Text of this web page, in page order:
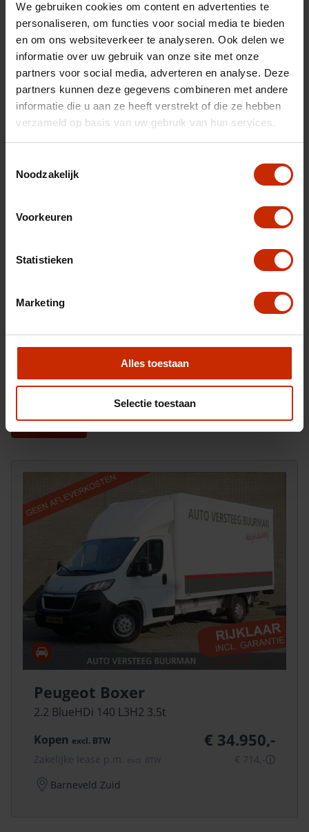
We gebruiken cookies om content en advertenties te
personaliseren, om functies voor social media te bieden
en om ons websiteverkeer te analyseren. Ook delen we
informatie over uw gebruik van onze site met onze
partners voor social media, adverteren en analyse. Deze
partners kunnen deze gegevens combineren met andere
informatie die u aan ze heeft verstrekt of die ze hebben
verzameld op basis van uw gebruik van hun services.
Noodzakelijk
Voorkeuren
Statistieken
Marketing
Alles toestaan
Selectie toestaan
Uw inruilauto
Na het invullen van dit formulier ontvangt u van ons
toe te sturen.
Versturen
Peugeot Boxer
2.2 BlueHDi 140 L3H2 3.5t
Kopen excl. BTW € 34.950,-
Zakelijke lease p.m. excl. BTW € 714,-ⓘ
Barneveld Zuid